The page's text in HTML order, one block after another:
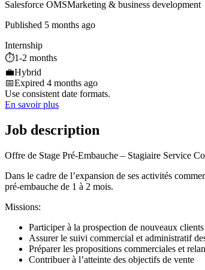
Salesforce OMSMarketing & business development
Published 5 months ago
Internship
⏱️1-2 months
💼Hybrid
📅Expired 4 months ago
Use consistent date formats.
En savoir plus
Job description
Offre de Stage Pré-Embauche – Stagiaire Service
Dans le cadre de l’expansion de ses activités
pré-embauche de 1 à 2 mois.
Missions:
Participer à la prospection de nouveaux clients
Assurer le suivi commercial et administratif
Préparer les propositions commerciales et
Contribuer à l’atteinte des objectifs de vente